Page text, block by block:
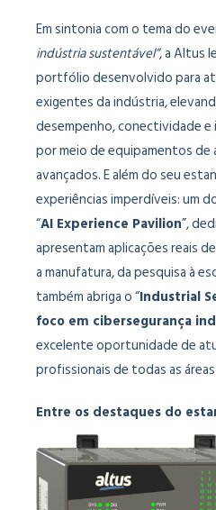
Em sintonia com o tema do
indústria sustentável”, a Altus
portfólio desenvolvido para
exigentes da indústria,
desempenho, conectividade
por meio de equipamentos de
avançados. E além do seu
experiências imperdíveis: um
“AI Experience Pavilion”,
apresentam aplicações reais
a manufatura, da pesquisa à
também abriga o “Industrial
foco em cibersegurança
excelente oportunidade de
profissionais de todas as
Entre os destaques do